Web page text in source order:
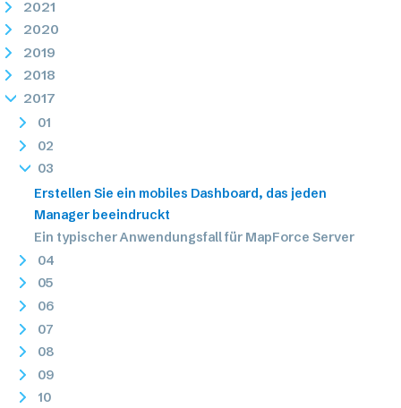
2021
2020
2019
2018
2017
01
02
03
Erstellen Sie ein mobiles Dashboard, das jeden
Manager beeindruckt
Ein typischer Anwendungsfall für MapForce Server
04
05
06
07
08
09
10